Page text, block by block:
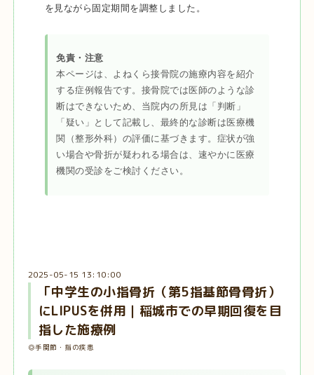
を見ながら固定期間を調整しました。
免責・注意
本ページは、よねくら接骨院の施療内容を紹介
する症例報告です。接骨院では医師のような診
断はできないため、当院内の所見は「判断」
「疑い」として記載し、最終的な診断は医療機
関（整形外科）の評価に基づきます。症状が強
い場合や骨折が疑われる場合は、速やかに医療
機関の受診をご検討ください。
2025-05-15 13:10:00
「中学生の小指骨折（第5指基節骨骨折）
にLIPUSを併用｜稲城市での早期回復を目
指した施療例
◎手関節・指の疾患